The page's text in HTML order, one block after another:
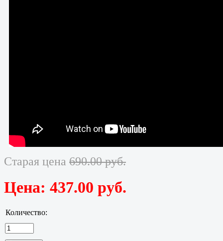
Старая цена 690.00 руб.
Цена: 437.00 руб.
Количество: